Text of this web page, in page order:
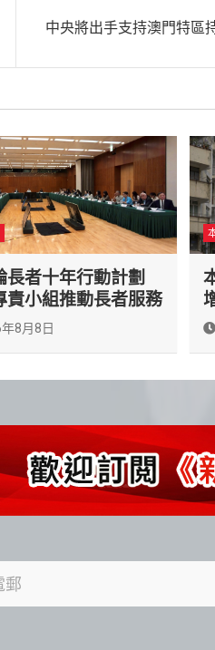
中央將出手支持澳門特區
長者十年行動計劃
責小組推動長者服務
8月8日